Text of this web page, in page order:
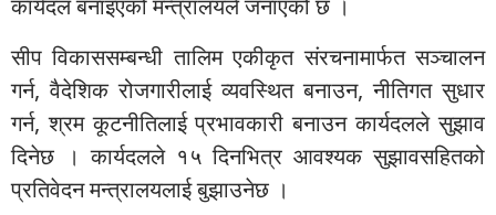
कार्यदल बनाइएको मन्त्रालयले जनाएको छ ।
सीप विकाससम्बन्धी तालिम एकीकृत संरचनामार्फत सञ्चालन
गर्न, वैदेशिक रोजगारीलाई व्यवस्थित बनाउन, नीतिगत सुधार
गर्न, श्रम कूटनीतिलाई प्रभावकारी बनाउन कार्यदलले सुझाव
दिनेछ । कार्यदलले १५ दिनभित्र आवश्यक सुझावसहितको
प्रतिवेदन मन्त्रालयलाई बुझाउनेछ ।